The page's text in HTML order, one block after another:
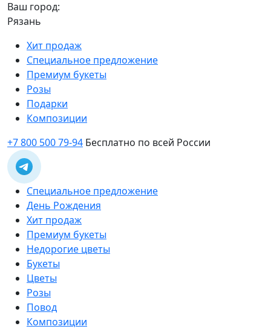
Ваш город:
Рязань
Хит продаж
Специальное предложение
Премиум букеты
Розы
Подарки
Композиции
+7 800 500 79-94 Бесплатно по всей России
Специальное предложение
День Рождения
Хит продаж
Премиум букеты
Недорогие цветы
Букеты
Цветы
Розы
Повод
Композиции